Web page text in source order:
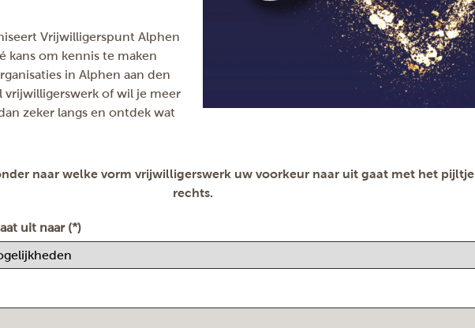
Vrijwilligerspunt Alphen
kans om kennis te maken
in Alphen aan den
vrijwilligerswerk of wil je meer
zeker langs en ontdek wat
naar welke vorm vrijwilligerswerk uw voorkeur naar uit gaat met het pijltje
rechts.
uit naar (*)